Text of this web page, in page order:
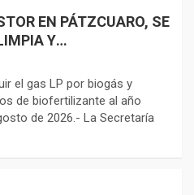
EN PÁTZCUARO, SE
Y
el gas LP por biogás y
de biofertilizante al año
de 2026.- La Secretaría